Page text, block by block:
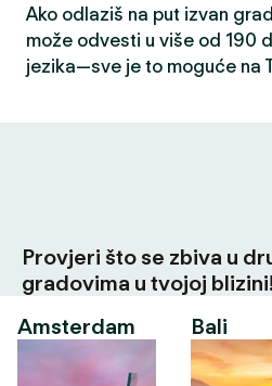
Ako odlaziš na put izvan
može odvesti u više od 190
jezika—sve je to moguće na
Provjeri što se zbiva u
gradovima u tvojoj blizini!
Amsterdam
Bali